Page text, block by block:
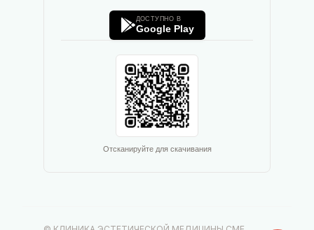
ДОСТУПНО В
Google Play
Отсканируйте для скачивания